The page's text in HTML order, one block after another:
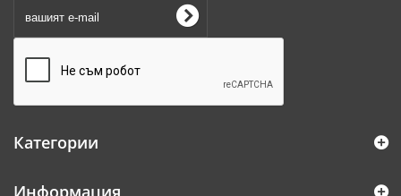
Категории
Информация